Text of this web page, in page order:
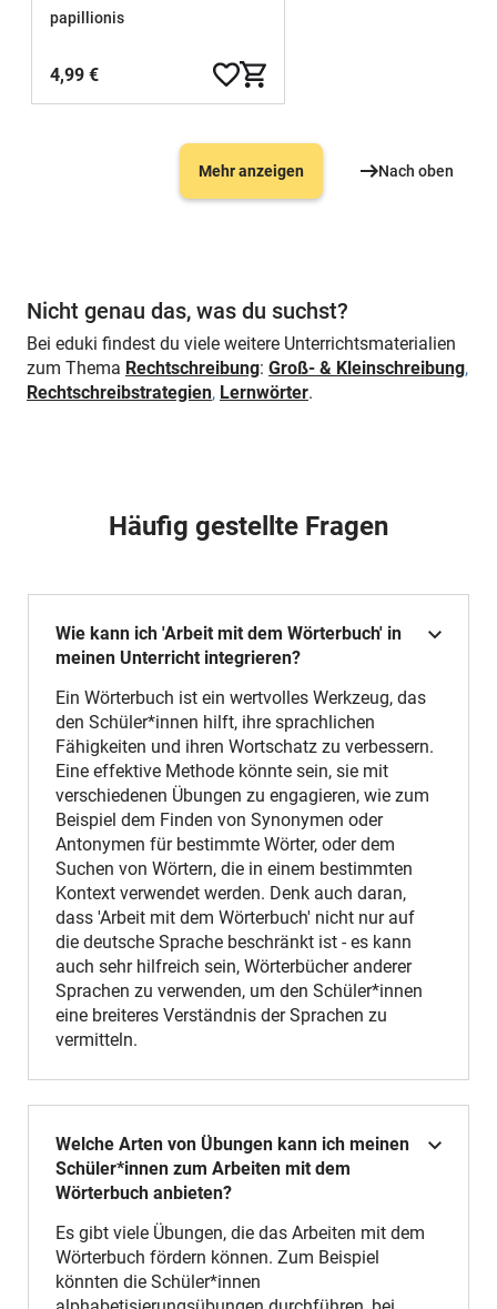
papillionis
4,99 €
Mehr anzeigen Nach oben
Nicht genau das, was du suchst?
Bei eduki findest du viele weitere Unterrichtsmaterialien
zum Thema Rechtschreibung: Groß- & Kleinschreibung,
Rechtschreibstrategien, Lernwörter.
Häufig gestellte Fragen
Wie kann ich 'Arbeit mit dem Wörterbuch' in
meinen Unterricht integrieren?
Ein Wörterbuch ist ein wertvolles Werkzeug, das
den Schüler*innen hilft, ihre sprachlichen
Fähigkeiten und ihren Wortschatz zu verbessern.
Eine effektive Methode könnte sein, sie mit
verschiedenen Übungen zu engagieren, wie zum
Beispiel dem Finden von Synonymen oder
Antonymen für bestimmte Wörter, oder dem
Suchen von Wörtern, die in einem bestimmten
Kontext verwendet werden. Denk auch daran,
dass 'Arbeit mit dem Wörterbuch' nicht nur auf
die deutsche Sprache beschränkt ist - es kann
auch sehr hilfreich sein, Wörterbücher anderer
Sprachen zu verwenden, um den Schüler*innen
eine breiteres Verständnis der Sprachen zu
vermitteln.
Welche Arten von Übungen kann ich meinen
Schüler*innen zum Arbeiten mit dem
Wörterbuch anbieten?
Es gibt viele Übungen, die das Arbeiten mit dem
Wörterbuch fördern können. Zum Beispiel
könnten die Schüler*innen